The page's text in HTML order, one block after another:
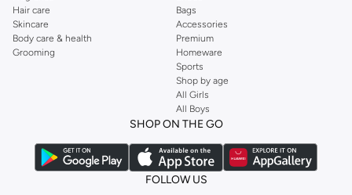
Hair care
Skincare
Body care & health
Grooming
Bags
Accessories
Premium
Homeware
Sports
Shop by age
All Girls
All Boys
SHOP ON THE GO
FOLLOW US